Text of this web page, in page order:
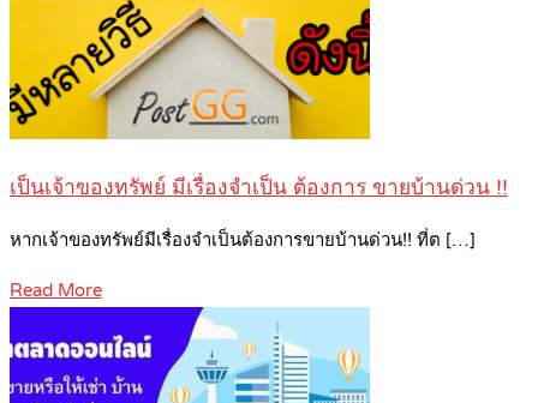
เป็นเจ้าของทรัพย์ มีเรื่องจำเป็น ต้องการ ขายบ้านด่วน !!
หากเจ้าของทรัพย์มีเรื่องจำเป็นต้องการขายบ้านด่วน!! ที่ต […]
Read More